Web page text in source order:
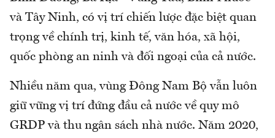
và Tây Ninh, có vị trí chiến lược đặc biệt quan
trọng về chính trị, kinh tế, văn hóa, xã hội,
quốc phòng an ninh và đối ngoại của cả nước.
Nhiều năm qua, vùng Đông Nam Bộ vẫn luôn
giữ vững vị trí đứng đầu cả nước về quy mô
GRDP và thu ngân sách nhà nước. Năm 2020,